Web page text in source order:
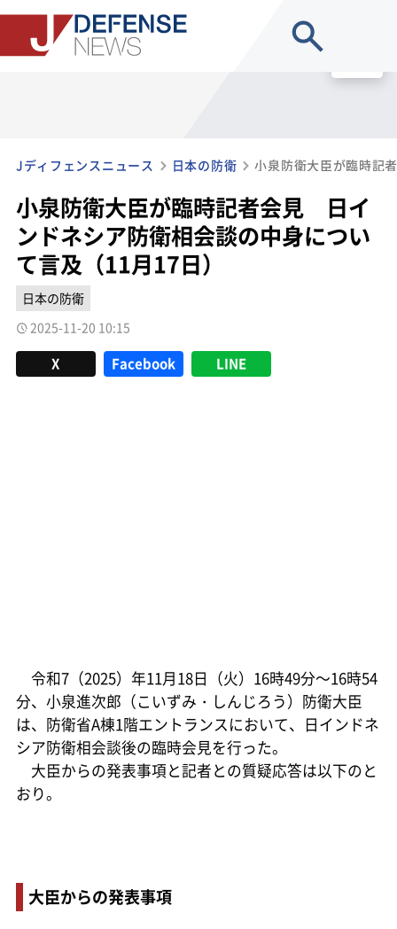
Jディフェンスニュース 日本の防衛
小泉防衛大臣が臨時記者会見 日イ
ンドネシア防衛相会談の中身につい
て言及（11月17日）
日本の防衛
2025-11-20 10:15
X Facebook LINE
令和7（2025）年11月18日（火）16時49分～16時54
分、小泉進次郎（こいずみ・しんじろう）防衛大臣
は、防衛省A棟1階エントランスにおいて、日インドネ
シア防衛相会談後の臨時会見を行った。
大臣からの発表事項と記者との質疑応答は以下のと
おり。
大臣からの発表事項